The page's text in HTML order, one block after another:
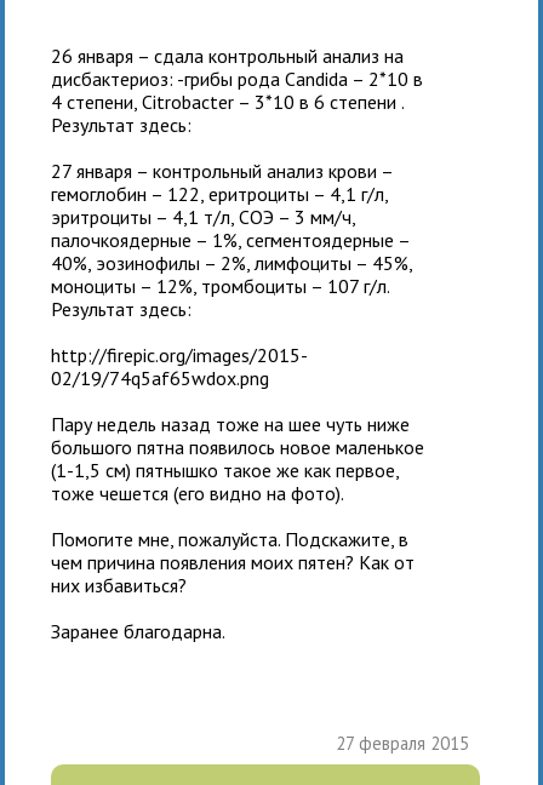
26 января – сдала контрольный анализ на
дисбактериоз: -грибы рода Candida – 2*10 в
4 степени, Citrobacter – 3*10 в 6 степени .
Результат здесь:
27 января – контрольный анализ крови –
гемоглобин – 122, еритроциты – 4,1 г/л,
эритроциты – 4,1 т/л, СОЭ – 3 мм/ч,
палочкоядерные – 1%, сегментоядерные –
40%, эозинофилы – 2%, лимфоциты – 45%,
моноциты – 12%, тромбоциты – 107 г/л.
Результат здесь:
http://firepic.org/images/2015-
02/19/74q5af65wdox.png
Пару недель назад тоже на шее чуть ниже
большого пятна появилось новое маленькое
(1-1,5 см) пятнышко такое же как первое,
тоже чешется (его видно на фото).
Помогите мне, пожалуйста. Подскажите, в
чем причина появления моих пятен? Как от
них избавиться?
Заранее благодарна.
27 февраля 2015